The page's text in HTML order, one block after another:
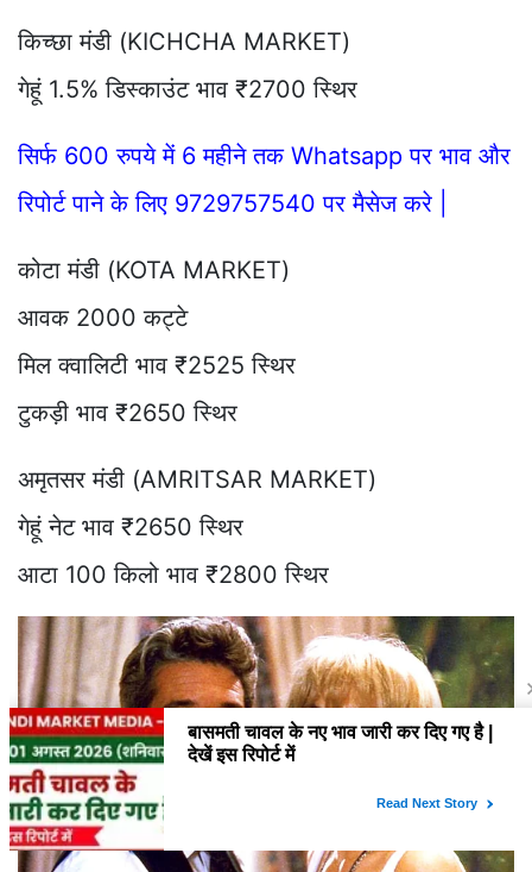
किच्छा मंडी (KICHCHA MARKET)
गेहूं 1.5% डिस्काउंट भाव ₹2700 स्थिर
सिर्फ 600 रुपये में 6 महीने तक Whatsapp पर भाव और
रिपोर्ट पाने के लिए 9729757540 पर मैसेज करे |
कोटा मंडी (KOTA MARKET)
आवक 2000 कट्टे
मिल क्वालिटी भाव ₹2525 स्थिर
टुकड़ी भाव ₹2650 स्थिर
अमृतसर मंडी (AMRITSAR MARKET)
गेहूं नेट भाव ₹2650 स्थिर
आटा 100 किलो भाव ₹2800 स्थिर